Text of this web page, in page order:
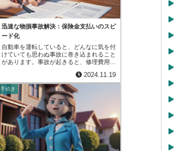
ことがあれば、いつでも相談できる窓口と
して、お客様を支えます。保険ブローカー
は、お客様にとって頼りになる存在と言え
るでしょう。
されます。例えば、電柱に衝突したり、転
倒して怪我をした場合などがこれにあたり
ます。一方で、「人身事故」の補償は、ご
自身が原付バイクを運転中に他人を巻き込
んだ事故を起こし、相手に怪我を負わせて
しまった場合などに適用されます。ご自身
の運転する原付バイクで事故を起こした場
合だけでなく、ご家族が運転する場合にも
この特約は適用されます。例えば、配偶者
やお子様、同居のご両親などが原付バイク
で事故を起こした場合でも、補償の対象と
なるので、家族全体の安心につながりま
す。原付バイクは手軽な移動手段として人
気ですが、車に比べて車体が小さく、不安
定なため、事故のリスクも伴います。免許
取得の容易さから、運転経験の浅い方も多
く利用しており、思わぬ事故に巻き込まれ
る可能性も否定できません。万が一の事故
に備え、ご自身やご家族が原付バイクに乗
る機会がある場合は、ファミリーバイク特
迅速な物損事故解決：保険金支払いのスピ
ード化
自動車を運転していると、どんなに気を付
けていても思わぬ事故に巻き込まれること
があります。事故が起きると、修理費用や
手間も大きな負担となります。そこで、各
保険会社は事故が起きた後の対応をスムー
ズに進めるため、様々な取り組みを行って
います。その一つとして、事故による物の
損害に対する保険金の支払いをより早く行
うサービスがあります。このサービスは、
事故の連絡から保険金を受け取るまでの一
連の流れを簡単にすることで、迅速な解決
を目指すものです。従来は、保険金を受け
取るためには多くの書類を用意して手続き
2024.11.19
手続き